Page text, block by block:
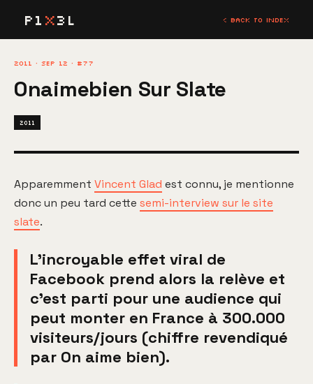
P1 X3L < BACK TO INDEX
2011 · SEP 12 · #77
Onaimebien Sur Slate
2011
Apparemment Vincent Glad est connu, je mentionne
donc un peu tard cette semi-interview sur le site
slate.
L'incroyable effet viral de
Facebook prend alors la relève et
c'est parti pour une audience qui
peut monter en France à 300.000
visiteurs/jours (chiffre revendiqué
par On aime bien).